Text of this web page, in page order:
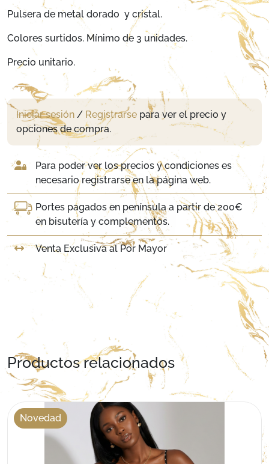
Pulsera de metal dorado y cristal.
Colores surtidos. Mínimo de 3 unidades.
Precio unitario.
Iniciar sesión / Registrarse para ver el precio y
opciones de compra.
Para poder ver los precios y condiciones es
necesario registrarse en la página web.
Portes pagados en península a partir de 200€
en bisutería y complementos.
Venta Exclusiva al Por Mayor
Productos relacionados
Novedad